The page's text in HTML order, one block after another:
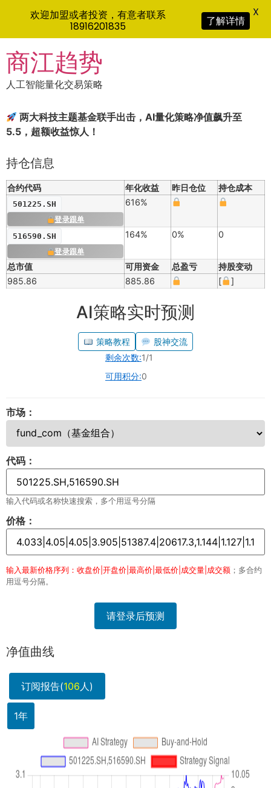
to
content
商江趋势
人工智能量化交易策略
两大科技主题基金联手出击，AI量化策略净值飙升至
5.5，超额收益惊人！
持仓信息
合约代码 年化收益 昨日仓位 持仓成本
501225.SH
登录跟单
616%
516590.SH
登录跟单
164% 0% 0
总市值 可用资金 总盈亏
持股变动
985.86
885.86 [ ]
AI策略实时预测
策略教程
股神交流
剩余次数:1/1
可用积分:0
市场：
代码：
输入代码或名称快速搜索，多个用逗号分隔
价格：
输入最新价格序列：收盘价|开盘价|最高价|最低价|成交量|成交额 ；多合约
用逗号分隔。
请登录后预测
净值曲线
订阅报告(106人)
1年
欢迎加盟或者投资，有意者联系
18916201835
了解详情
X